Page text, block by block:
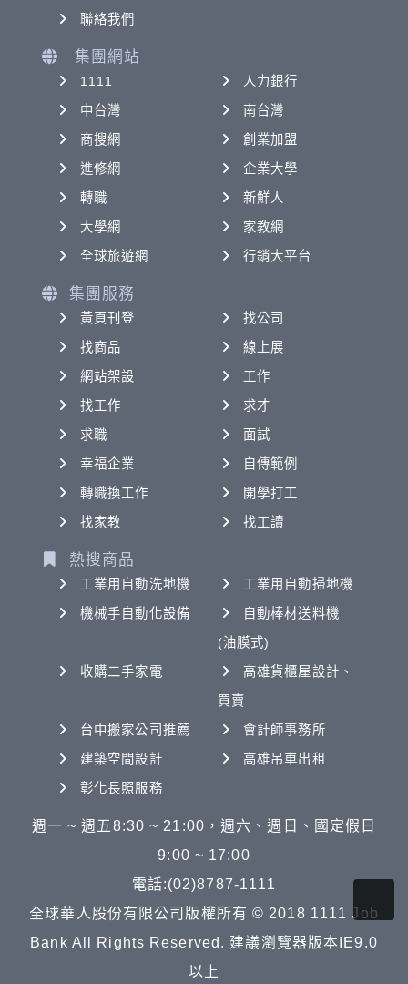
聯絡我們
集團網站
1111
人力銀行
中台灣
南台灣
商搜網
創業加盟
進修網
企業大學
轉職
新鮮人
大學網
家教網
全球旅遊網
行銷大平台
集團服務
黃頁刊登
找公司
找商品
線上展
網站架設
工作
找工作
求才
求職
面試
幸福企業
自傳範例
轉職換工作
開學打工
找家教
找工讀
熱搜商品
工業用自動洗地機
工業用自動掃地機
機械手自動化設備
自動棒材送料機
(油膜式)
收購二手家電
高雄貨櫃屋設計、
買賣
台中搬家公司推薦
會計師事務所
建築空間設計
高雄吊車出租
彰化長照服務
週一 ~ 週五8:30 ~ 21:00，週六、週日、國定假日
9:00 ~ 17:00
電話:(02)8787-1111
全球華人股份有限公司版權所有 © 2018 1111 Job
Bank All Rights Reserved. 建議瀏覽器版本IE9.0
以上